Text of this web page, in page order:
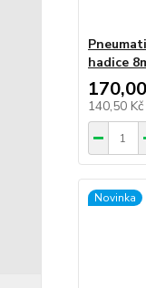
hadice
140,50 Kč
Novinka